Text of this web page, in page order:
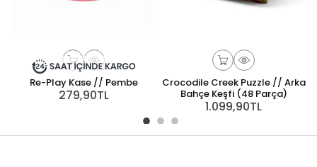
Re-Play Kase // Pembe
279,90TL
Crocodile Creek Puzzle // Arka
Bahçe Keşfi (48 Parça)
1.099,90TL